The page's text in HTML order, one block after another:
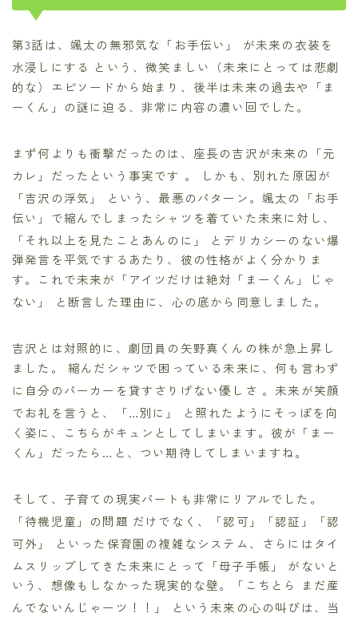
第3話は、颯太の無邪気な「お手伝い」 が未来の衣装を
水浸しにする という、微笑ましい（未来にとっては悲劇
的な）エピソードから始まり、後半は未来の過去や「ま
ーくん」の謎に迫る、非常に内容の濃い回でした。
まず何よりも衝撃だったのは、座長の吉沢が未来の「元
カレ」だったという事実です 。 しかも、別れた原因が
「吉沢の浮気」
という、最悪のパターン。颯太の「お手
伝い」で縮んでしまったシャツを着ていた未来に対し、
「それ以上を見たことあんのに」
とデリカシーのない爆
弾発言を平気でするあたり、彼の性格がよく分かりま
す。これで未来が「アイツだけは絶対「まーくん」じゃ
ない」
と断言した理由に、心の底から同意しました。
吉沢とは対照的に、劇団員の矢野真くんの株が急上昇し
ました。 縮んだシャツで困っている未来に、何も言わず
に自分のパーカーを貸すさりげない優しさ 。未来が笑顔
でお礼を言うと、「…別に」
と照れたようにそっぽを向
く姿に、こちらがキュンとしてしまいます。彼が「まー
くん」だったら…と、つい期待してしまいますね。
そして、子育ての現実パートも非常にリアルでした。
「待機児童」の問題 だけでなく、「認可」「認証」「認
可外」
といった保育園の複雑なシステム、さらにはタイ
ムスリップしてきた未来にとって「母子手帳」 がないと
いう、想像もしなかった現実的な壁。「こちとら まだ産
んでないんじゃーツ！！」
という未来の心の叫びは、当